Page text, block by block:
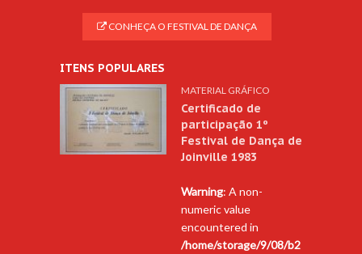
CONHEÇA O FESTIVAL DE DANÇA
ITENS POPULARES
MATERIAL GRÁFICO
Certificado de
participação 1º
Festival de Dança de
Joinville 1983
Warning: A non-
numeric value
encountered in
/home/storage/9/08/b2